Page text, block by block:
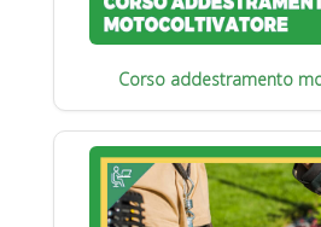
Corso addestramento